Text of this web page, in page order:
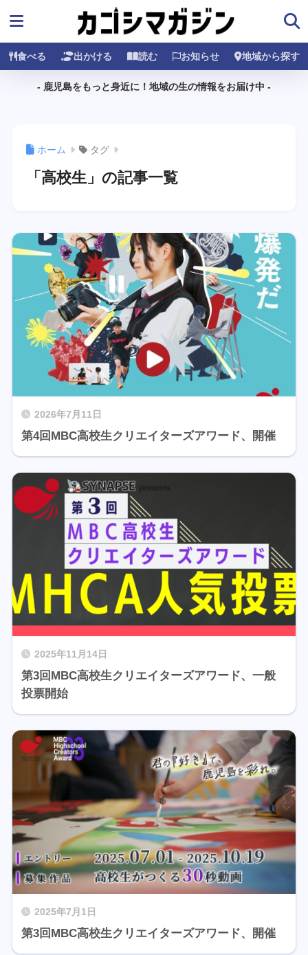
食べる 出かける 読む お知らせ 地域から探す
- 鹿児島をもっと身近に！地域の生の情報をお届け中 -
ホーム タグ
「高校生」の記事一覧
2026年7月11日
第4回MBC高校生クリエイターズアワード、開催
2025年11月14日
第3回MBC高校生クリエイターズアワード、一般
投票開始
2025年7月1日
第3回MBC高校生クリエイターズアワード、開催